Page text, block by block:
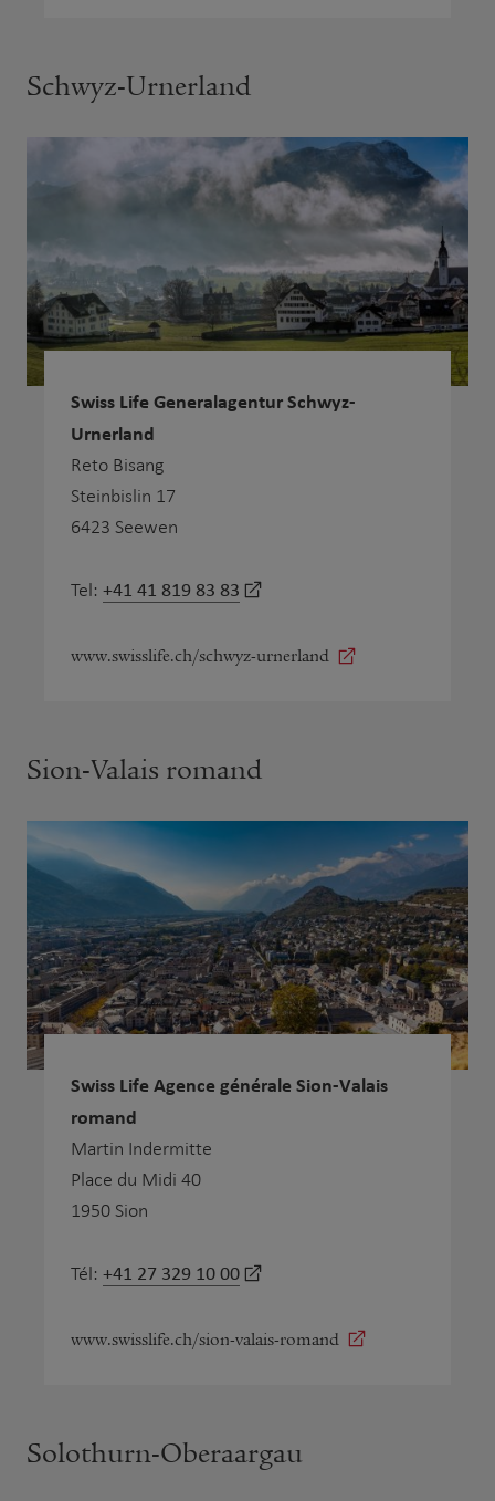
Schwyz-Urnerland
Swiss Life Generalagentur Schwyz-
Urnerland
Reto Bisang
Steinbislin 17
6423 Seewen
Tel: +41 41 819 83 83
www.swisslife.ch/schwyz-urnerland
Sion-Valais romand
Swiss Life Agence générale Sion-Valais
romand
Martin Indermitte
Place du Midi 40
1950 Sion
Tél: +41 27 329 10 00
www.swisslife.ch/sion-valais-romand
Solothurn-Oberaargau